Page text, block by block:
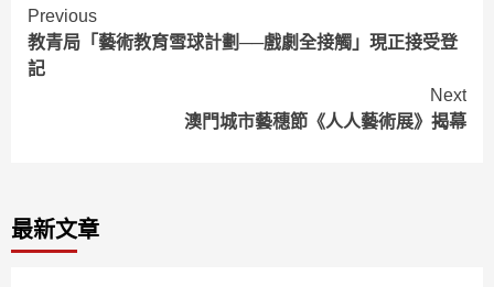
Continue
Reading
Previous
教青局「藝術教育雪球計劃──戲劇全接觸」現正接受登
記
Next
澳門城市藝穗節《人人藝術展》揭幕
最新文章